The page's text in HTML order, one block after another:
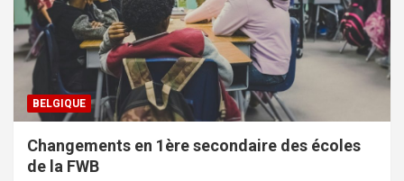
BELGIQUE
Changements en 1ère secondaire des écoles
de la FWB